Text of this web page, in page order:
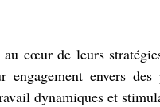
cœur de leurs
envers des
dynamiques et